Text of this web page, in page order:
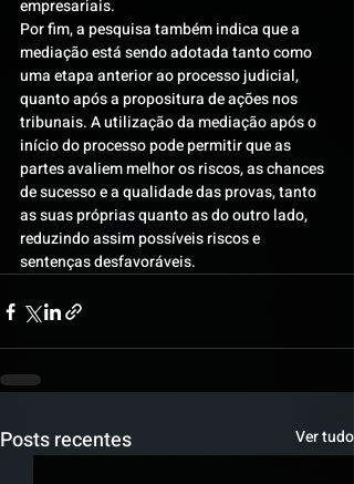
empresariais.
Por fim, a pesquisa também indica que a
mediação está sendo adotada tanto como
uma etapa anterior ao processo judicial,
quanto após a propositura de ações nos
tribunais. A utilização da mediação após o
início do processo pode permitir que as
partes avaliem melhor os riscos, as chances
de sucesso e a qualidade das provas, tanto
as suas próprias quanto as do outro lado,
reduzindo assim possíveis riscos e
sentenças desfavoráveis.
Posts recentes Ver tudo